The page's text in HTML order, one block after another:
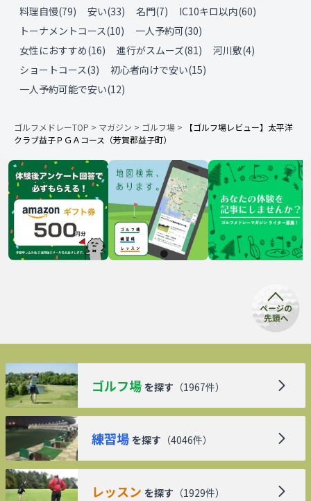
料理自慢(79) 安い(33) 名門(7) IC10キロ以内(60)
トーナメントコース(10) 一人予約可(30)
女性におすすめ(16) 進行がスムーズ(81) 河川敷(4)
ショートコース(3) 初心者向けで安い(15)
一人予約可能で安い(12)
ゴルフメドレーTOP > マガジン > ゴルフ場 >
【ゴルフ場レビュー】太平洋
クラブ益子ＰＧＡコース（芳賀郡益子町）
ゴルフ場 を探す （1967件）
練習場 を探す （4046件）
レッスン を探す （1929件）